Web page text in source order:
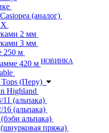
(аналог)
2 мм
3 мм
250 м
420 м НОВИНКА
(Перу)
Highland
(альпака)
16 (альпака)
альпака)
пряжа)